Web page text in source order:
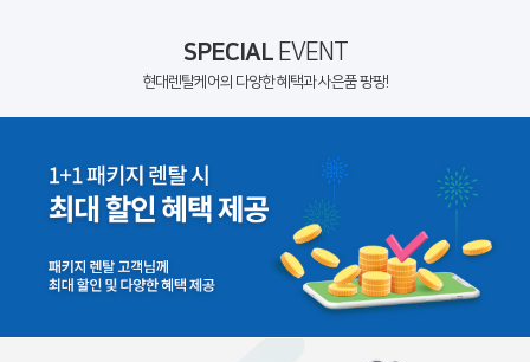
SPECIALEVENT
현대렌탈케어의 다양한 혜택과 사은품 팡팡!